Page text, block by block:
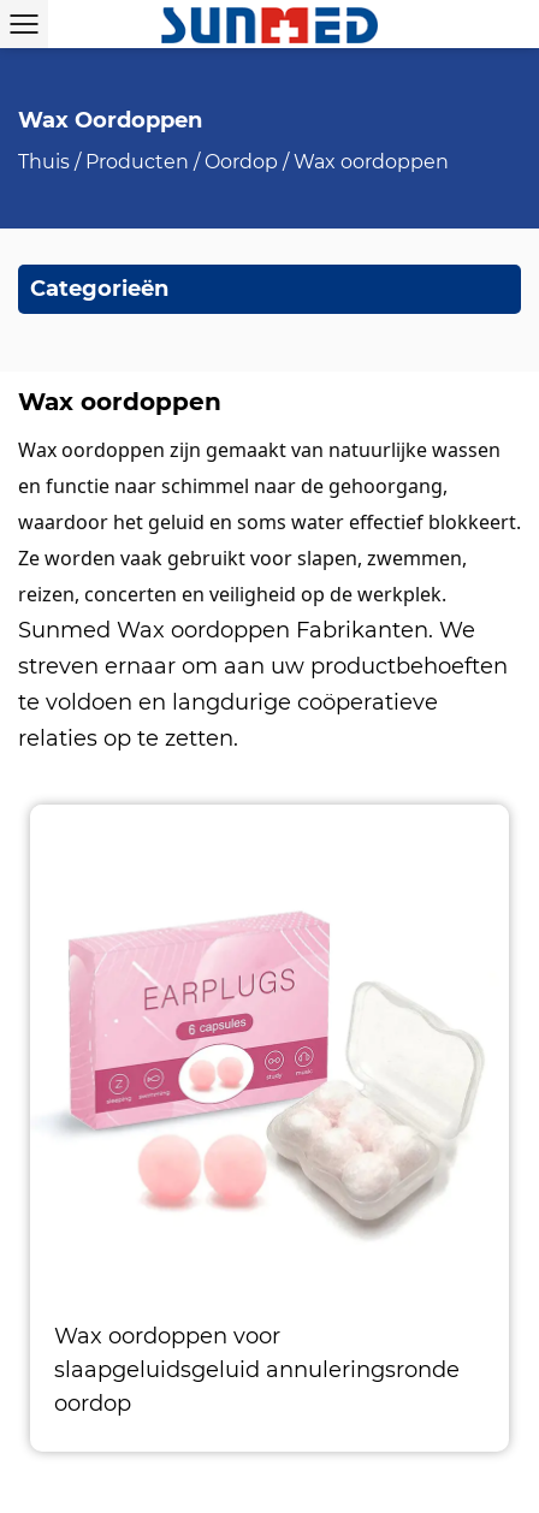
Wax Oordoppen
Thuis / Producten /Oordop /Wax oordoppen
Categorieën
Wax oordoppen
Wax oordoppen zijn gemaakt van natuurlijke wassen
en functie naar schimmel naar de gehoorgang,
waardoor het geluid en soms water effectief blokkeert.
Ze worden vaak gebruikt voor slapen, zwemmen,
reizen, concerten en veiligheid op de werkplek.
Sunmed Wax oordoppen Fabrikanten. We
streven ernaar om aan uw productbehoeften
te voldoen en langdurige coöperatieve
relaties op te zetten.
Wax oordoppen voor
slaapgeluidsgeluid annuleringsronde
oordop